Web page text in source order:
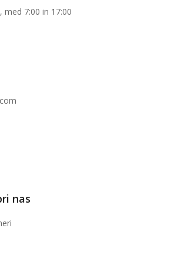
med 7:00 in 17:00
nas